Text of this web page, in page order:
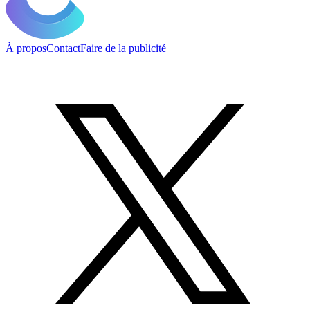
À proposContactFaire de la publicité